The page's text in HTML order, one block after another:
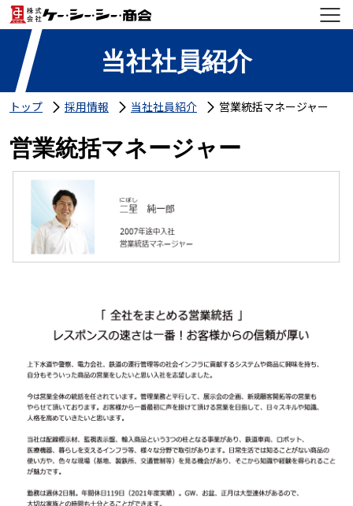
当社社員紹介
トップ 採用情報 当社社員紹介 営業統括マネージャー
営業統括マネージャー